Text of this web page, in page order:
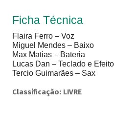
Ficha Técnica
Flaira Ferro – Voz
Miguel Mendes – Baixo
Max Matias – Bateria
Lucas Dan – Teclado e
Tercio Guimarães – Sax
Classificação: LIVRE